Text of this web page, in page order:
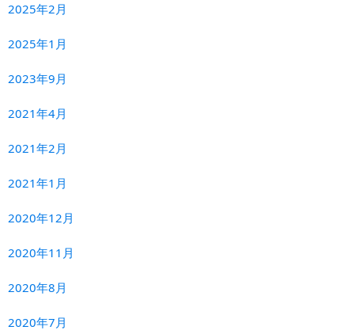
2025年2月
2025年1月
2023年9月
2021年4月
2021年2月
2021年1月
2020年12月
2020年11月
2020年8月
2020年7月